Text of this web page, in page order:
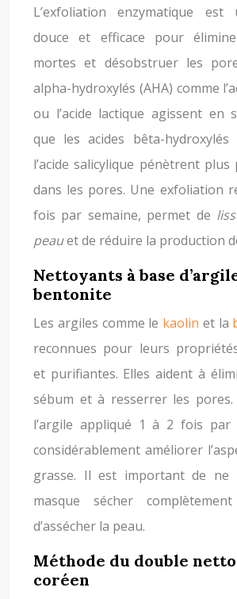
L’exfoliation enzymatique est
douce et efficace pour
mortes et désobstruer les
alpha-hydroxylés (AHA) comme
ou l’acide lactique agissent en
que les acides bêta-hydroxylés
l’acide salicylique pénètrent
dans les pores. Une exfoliation
fois par semaine, permet de
peauet de réduire la production
Nettoyants à base
bentonite
Les argiles comme le kaolin et la
reconnues pour leurs
et purifiantes. Elles aident à
sébum et à resserrer les pores.
l’argile appliqué 1 à 2 fois par
considérablement améliorer
grasse. Il est important de ne
masque sécher
d’assécher la peau.
Méthode du double
coréen